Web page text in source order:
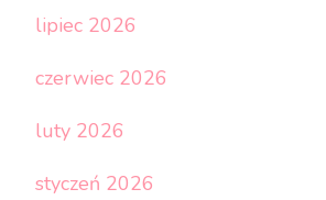
lipiec 2026
czerwiec 2026
luty 2026
styczeń 2026